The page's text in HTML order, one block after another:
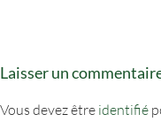
Laisser un
Vous devez être identifié